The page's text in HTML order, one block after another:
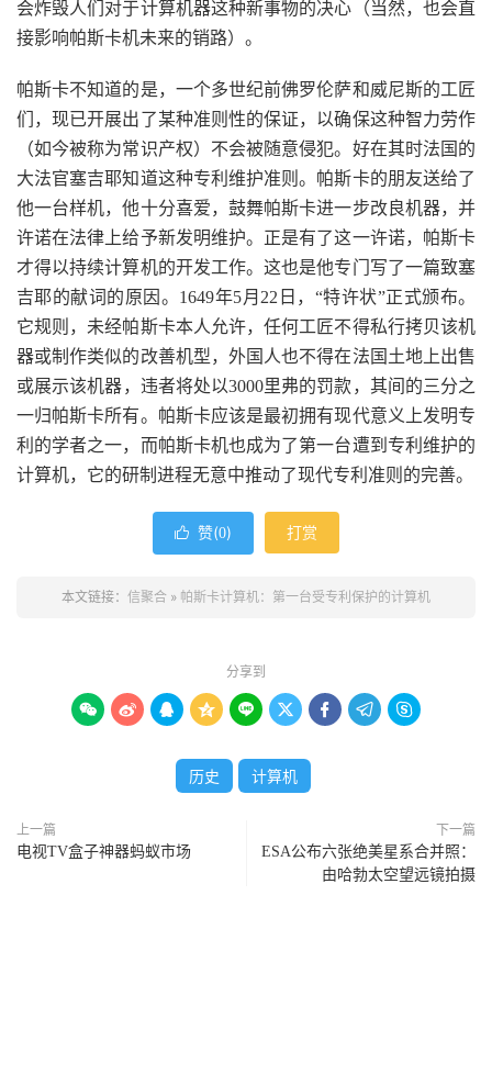
会炸毁人们对于计算机器这种新事物的决心（当然，也会直
接影响帕斯卡机未来的销路）。
帕斯卡不知道的是，一个多世纪前佛罗伦萨和威尼斯的工匠
们，现已开展出了某种准则性的保证，以确保这种智力劳作
（如今被称为常识产权）不会被随意侵犯。好在其时法国的
大法官塞吉耶知道这种专利维护准则。帕斯卡的朋友送给了
他一台样机，他十分喜爱，鼓舞帕斯卡进一步改良机器，并
许诺在法律上给予新发明维护。正是有了这一许诺，帕斯卡
才得以持续计算机的开发工作。这也是他专门写了一篇致塞
吉耶的献词的原因。1649年5月22日，“特许状”正式颁布。
它规则，未经帕斯卡本人允许，任何工匠不得私行拷贝该机
器或制作类似的改善机型，外国人也不得在法国土地上出售
或展示该机器，违者将处以3000里弗的罚款，其间的三分之
一归帕斯卡所有。帕斯卡应该是最初拥有现代意义上发明专
利的学者之一，而帕斯卡机也成为了第一台遭到专利维护的
计算机，它的研制进程无意中推动了现代专利准则的完善。
 赞(0) 打赏
本文链接： 信聚合 » 帕斯卡计算机：第一台受专利保护的计算机
分享到
        
历史 计算机
上一篇
电视TV盒子神器蚂蚁市场
下一篇
ESA公布六张绝美星系合并照：
由哈勃太空望远镜拍摄